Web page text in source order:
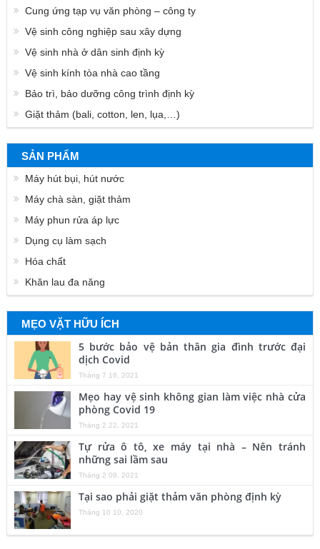
Cung ứng tạp vụ văn phòng – công ty
Vệ sinh công nghiệp sau xây dựng
Vệ sinh nhà ở dân sinh định kỳ
Vệ sinh kính tòa nhà cao tầng
Bảo trì, bảo dưỡng công trình định kỳ
Giặt thảm (bali, cotton, len, lụa,…)
SẢN PHẨM
Máy hút bụi, hút nước
Máy chà sàn, giặt thảm
Máy phun rửa áp lực
Dụng cụ làm sạch
Hóa chất
Khăn lau đa năng
MẸO VẶT HỮU ÍCH
5 bước bảo vệ bản thân gia đình trước đại
dịch Covid
Tháng 7 16, 2021
Mẹo hay vệ sinh không gian làm việc nhà cửa
phòng Covid 19
Tháng 2 22, 2021
Tự rửa ô tô, xe máy tại nhà – Nên tránh
những sai lầm sau
Tháng 2 09, 2021
Tại sao phải giặt thảm văn phòng định kỳ
Tháng 10 10, 2020